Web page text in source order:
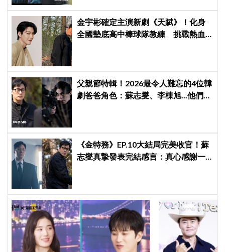
金宇彬確定主演新劇《天賦》！化身
全國墊底高中棒球隊教練 挑戰熱血
父親節特輯！2026最令人難忘的4位韓
劇爸爸角色：蘇志燮、李棟旭...他們連
《金特務》EP.10大結局完美收官！蘇
志燮真摯發表完結感言：真心感謝一